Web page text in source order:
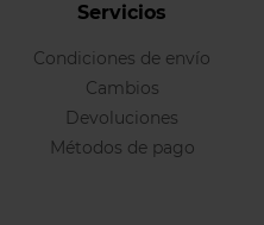
Servicios
Condiciones de envío
Cambios
Devoluciones
Métodos de pago